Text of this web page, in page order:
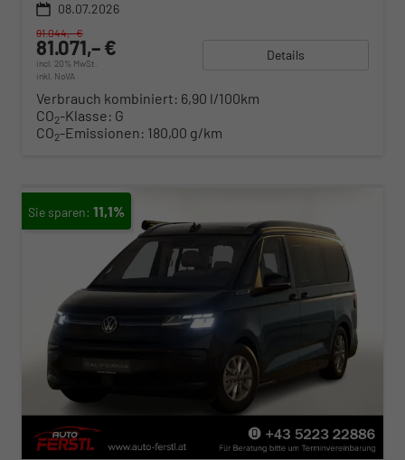
08.07.2026
81.071,– €
incl. 20% MwSt.
inkl. NoVA
91.044,– €
Details
Verbrauch kombiniert: 6,90 l/100km
CO2-Klasse: G
CO2-Emissionen: 180,00 g/km
11,1%